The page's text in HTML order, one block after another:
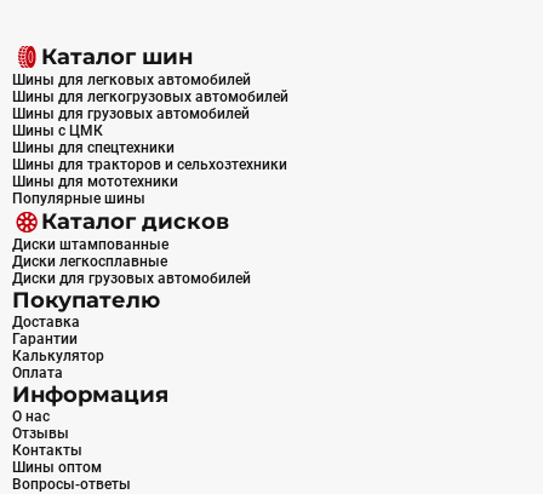
Каталог шин
Шины для легковых автомобилей
Шины для легкогрузовых автомобилей
Шины для грузовых автомобилей
Шины с ЦМК
Шины для спецтехники
Шины для тракторов и сельхозтехники
Шины для мототехники
Популярные шины
Каталог дисков
Диски штампованные
Диски легкосплавные
Диски для грузовых автомобилей
Покупателю
Доставка
Гарантии
Калькулятор
Оплата
Информация
О нас
Отзывы
Контакты
Шины оптом
Вопросы-ответы